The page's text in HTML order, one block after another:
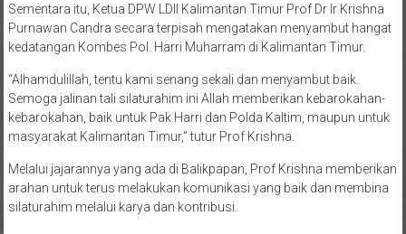
Sementara itu, Ketua DPW LDII Kalimantan Timur Prof Dr Ir Krishna
Purnawan Candra secara terpisah mengatakan menyambut hangat
kedatangan Kombes Pol. Harri Muharram di Kalimantan Timur.
“Alhamdulillah, tentu kami senang sekali dan menyambut baik.
Semoga jalinan tali silaturahim ini Allah memberikan kebarokahan-
kebarokahan, baik untuk Pak Harri dan Polda Kaltim, maupun untuk
masyarakat Kalimantan Timur,” tutur Prof Krishna.
Melalui jajarannya yang ada di Balikpapan, Prof Krishna memberikan
arahan untuk terus melakukan komunikasi yang baik dan membina
silaturahim melalui karya dan kontribusi.